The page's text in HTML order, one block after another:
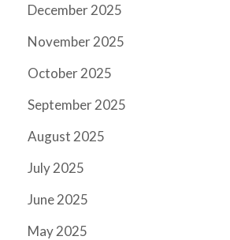
December 2025
November 2025
October 2025
September 2025
August 2025
July 2025
June 2025
May 2025